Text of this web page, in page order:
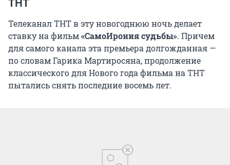
ТНТ
Телеканал ТНТ в эту новогоднюю ночь делает
ставку на фильм«СамоИрония судьбы». Причем
для самого канала эта премьера долгожданная —
по словам Гарика Мартиросяна, продолжение
классического для Нового года фильма на ТНТ
пытались снять последние восемь лет.